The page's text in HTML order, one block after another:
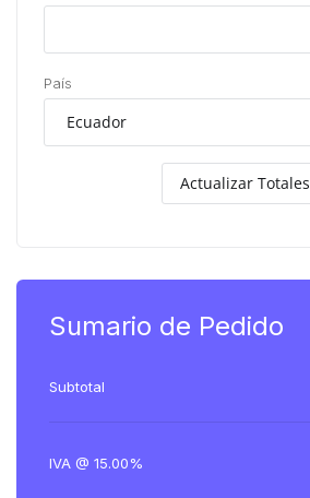
País
Actualizar Totales
Sumario de Pedido
Subtotal
IVA @ 15.00%